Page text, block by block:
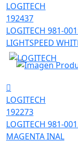
LOGITECH
192437
LOGITECH 981-
LIGHTSPEED
LOGITECH
192273
LOGITECH 981-
MAGENTA INAL